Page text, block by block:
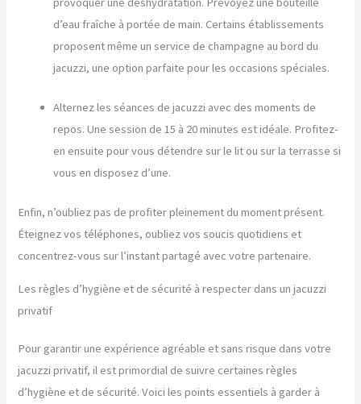
d’eau fraîche à portée de main. Certains établissements
proposent même un service de champagne au bord du
jacuzzi, une option parfaite pour les occasions spéciales.
Alternez les séances de jacuzzi avec des moments de
repos. Une session de 15 à 20 minutes est idéale. Profitez-
en ensuite pour vous détendre sur le lit ou sur la terrasse si
vous en disposez d’une.
Enfin, n’oubliez pas de profiter pleinement du moment présent.
Éteignez vos téléphones, oubliez vos soucis quotidiens et
concentrez-vous sur l’instant partagé avec votre partenaire.
Les règles d’hygiène et de sécurité à respecter dans un jacuzzi
privatif
Pour garantir une expérience agréable et sans risque dans votre
jacuzzi privatif, il est primordial de suivre certaines règles
d’hygiène et de sécurité. Voici les points essentiels à garder à